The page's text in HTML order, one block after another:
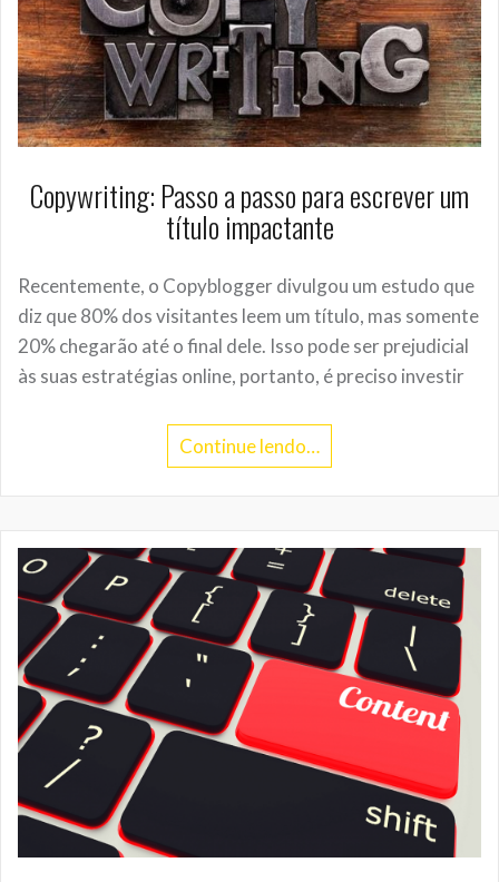
Copywriting: Passo a passo para escrever um
título impactante
Recentemente, o Copyblogger divulgou um estudo que
diz que 80% dos visitantes leem um título, mas somente
20% chegarão até o final dele. Isso pode ser prejudicial
às suas estratégias online, portanto, é preciso investir
Continue lendo…